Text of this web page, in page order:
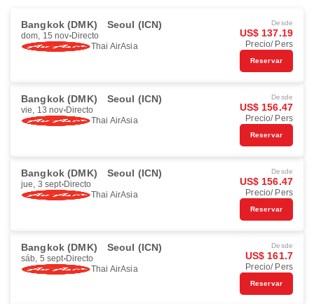
Bangkok (DMK) Seoul (ICN)
dom, 15 nov Directo
Thai AirAsia
Desde
US$ 137.19
Precio/ Pers
Reservar
Bangkok (DMK) Seoul (ICN)
vie, 13 nov Directo
Thai AirAsia
Desde
US$ 156.47
Precio/ Pers
Reservar
Bangkok (DMK) Seoul (ICN)
jue, 3 sept Directo
Thai AirAsia
Desde
US$ 156.47
Precio/ Pers
Reservar
Bangkok (DMK) Seoul (ICN)
sáb, 5 sept Directo
Thai AirAsia
Desde
US$ 161.7
Precio/ Pers
Reservar